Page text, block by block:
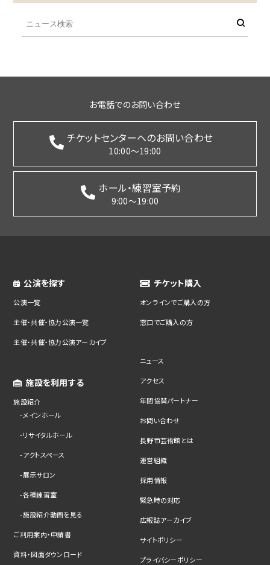
お電話でのお問い合わせ
チケットセンターへのお問い合わせ
10:00～19:00
ホール・練習室予約
9:00～19:00
公演を探す
公演一覧
主催・共催・協力公演一覧
主催・共催・協力公演アーカイブ
施設を利用する
施設紹介
メインホール
リサイタルホール
アクトスペース
展示サロン
各種練習室
施設紹介動画を見る
ご利用案内・申請書
資料・図面ダウンロード
チケット購入
オンラインでご購入の方
窓口でご購入の方
ニュース
アクセス
年間協賛パートナー
お問い合わせ
長野市芸術館とは
運営組織
採用情報
緊急時の対応
広報誌アーカイブ
サイトポリシー
プライバシーポリシー